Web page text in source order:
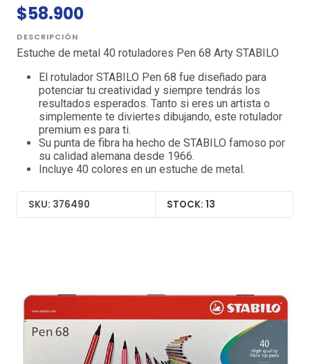
$58.900
DESCRIPCIÓN
Estuche de metal 40 rotuladores Pen 68 Arty STABILO
El rotulador STABILO Pen 68 fue diseñado para
potenciar tu creatividad y siempre tendrás los
resultados esperados. Tanto si eres un artista o
simplemente te diviertes dibujando, este rotulador
premium es para ti.
Su punta de fibra ha hecho de STABILO famoso por
su calidad alemana desde 1966.
Incluye 40 colores en un estuche de metal.
SKU: 376490 STOCK: 13